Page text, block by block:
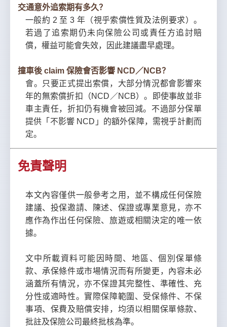
交通意外追索期有多久？
一般約 2 至 3 年（視乎索償性質及法例要求）。
若過了追索期仍未向保險公司或責任方追討賠
償，權益可能會失效，因此建議盡早處理。
撞車後 claim 保險會否影響 NCD／NCB？
會。只要正式提出索償，大部分情況都會影響來
年的無索償折扣（NCD／NCB）。即使事故並非
車主責任，折扣仍有機會被回減。不過部分保單
提供「不影響 NCD」的額外保障，需視乎計劃而
定。
免責聲明
本文內容僅供一般參考之用，並不構成任何保險
建議、投保邀請、陳述、保證或專業意見，亦不
應作為作出任何保險、旅遊或相關決定的唯一依
據。
文中所載資料可能因時間、地區、個別保單條
款、承保條件或市場情況而有所變更，內容未必
涵蓋所有情況，亦不保證其完整性、準確性、充
分性或適時性。實際保障範圍、受保條件、不保
事項、保費及賠償安排，均須以相關保單條款、
批註及保險公司最終批核為準。